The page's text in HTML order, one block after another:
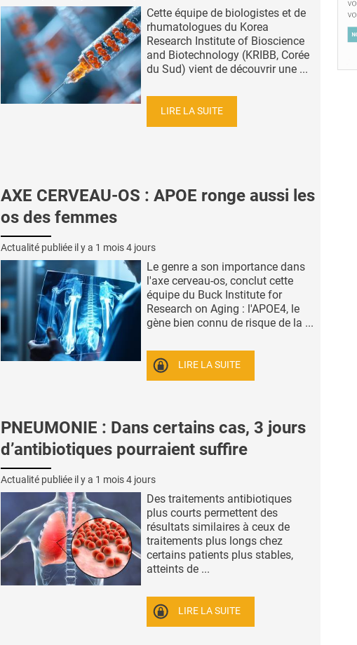
Cette équipe de biologistes et de
rhumatologues du Korea
Research Institute of Bioscience
and Biotechnology (KRIBB, Corée
du Sud) vient de découvrir une ...
LIRE LA SUITE
AXE CERVEAU-OS : APOE ronge aussi les
os des femmes
Actualité publiée il y a 1 mois 4 jours
Le genre a son importance dans
l'axe cerveau-os, conclut cette
équipe du Buck Institute for
Research on Aging : l'APOE4, le
gène bien connu de risque de la ...
LIRE LA SUITE
PNEUMONIE : Dans certains cas, 3 jours
d’antibiotiques pourraient suffire
Actualité publiée il y a 1 mois 4 jours
Des traitements antibiotiques
plus courts permettent des
résultats similaires à ceux de
traitements plus longs chez
certains patients plus stables,
atteints de ...
LIRE LA SUITE